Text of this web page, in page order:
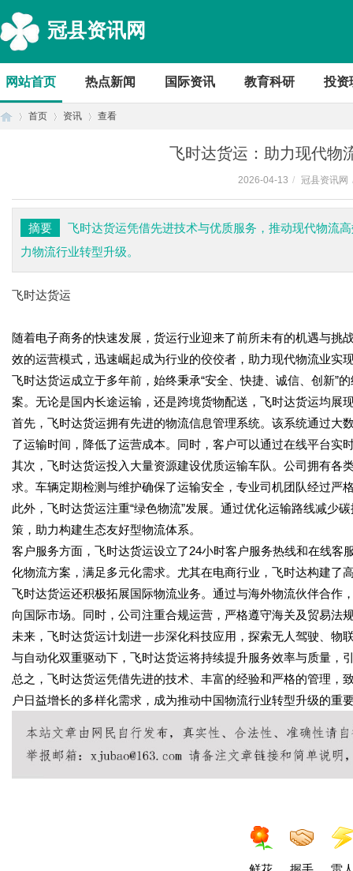
冠县资讯网
网站首页 热点新闻 国际资讯 教育科研 投资
首页 资讯 查看
飞时达货运：助力现代物
2026-04-13 / 冠县资讯网
摘要
飞时达货运凭借先进技术与优质服务，推动现代物流
力物流行业转型升级。
飞时达货运
随着电子商务的快速发展，货运行业迎来了前所未有的机遇与
效的运营模式，迅速崛起成为行业的佼佼者，助力现代物流业实
飞时达货运成立于多年前，始终秉承“安全、快捷、诚信、创新”
案。无论是国内长途运输，还是跨境货物配送，飞时达货运均展
首先，飞时达货运拥有先进的物流信息管理系统。该系统通过大
了运输时间，降低了运营成本。同时，客户可以通过在线平台实
其次，飞时达货运投入大量资源建设优质运输车队。公司拥有各
求。车辆定期检测与维护确保了运输安全，专业司机团队经过严
此外，飞时达货运注重“绿色物流”发展。通过优化运输路线减少
策，助力构建生态友好型物流体系。
客户服务方面，飞时达货运设立了24小时客户服务热线和在线
化物流方案，满足多元化需求。尤其在电商行业，飞时达构建了
飞时达货运还积极拓展国际物流业务。通过与海外物流伙伴合作
向国际市场。同时，公司注重合规运营，严格遵守海关及贸易法
未来，飞时达货运计划进一步深化科技应用，探索无人驾驶、物
与自动化双重驱动下，飞时达货运将持续提升服务效率与质量，
总之，飞时达货运凭借先进的技术、丰富的经验和严格的管理
户日益增长的多样化需求，成为推动中国物流行业转型升级的重